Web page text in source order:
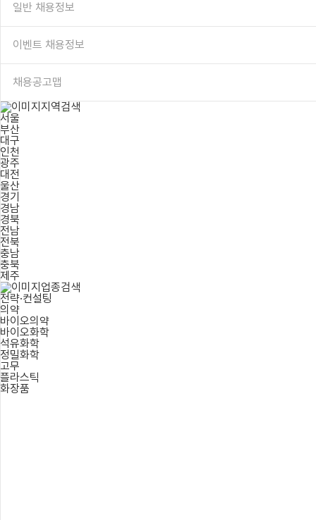
일반 채용정보
이벤트 채용정보
채용공고맵
지역검색
서울
부산
대구
인천
광주
대전
울산
경기
경남
경북
전남
전북
충남
충북
제주
업종검색
전략·컨설팅
의약
바이오의약
바이오화학
석유화학
정밀화학
고무
플라스틱
화장품